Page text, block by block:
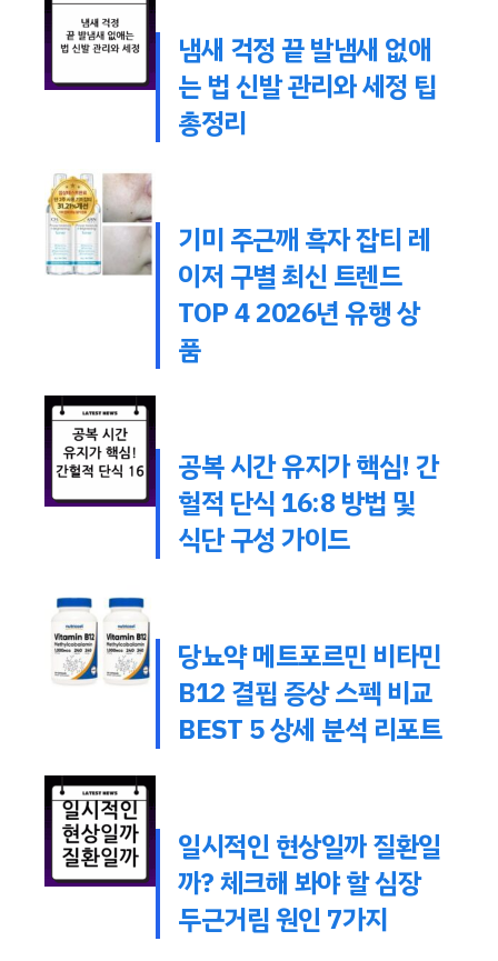
냄새 걱정 끝 발냄새 없애
는 법 신발 관리와 세정 팁
총정리
기미 주근깨 흑자 잡티 레
이저 구별 최신 트렌드
TOP 4 2026년 유행 상
품
공복 시간 유지가 핵심! 간
헐적 단식 16:8 방법 및
식단 구성 가이드
당뇨약 메트포르민 비타민
B12 결핍 증상 스펙 비교
BEST 5 상세 분석 리포트
일시적인 현상일까 질환일
까? 체크해 봐야 할 심장
두근거림 원인 7가지